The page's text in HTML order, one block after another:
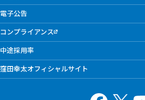
電子公告
コンプライアンス
中途採用率
窪田幸太オフィシャルサイト